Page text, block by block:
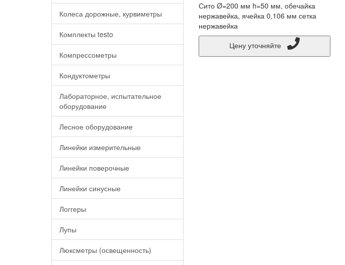
Колеса дорожные, курвиметры
Комплекты testo
Компрессометры
Кондуктометры
Лабораторное, испытательное
оборудование
Лесное оборудование
Линейки измерительные
Линейки поверочные
Линейки синусные
Логгеры
Лупы
Люксметры (освещенность)
Сито Ø=200 мм h=50 мм, обечайка
нержавейка, ячейка 0,106 мм сетка
нержавейка